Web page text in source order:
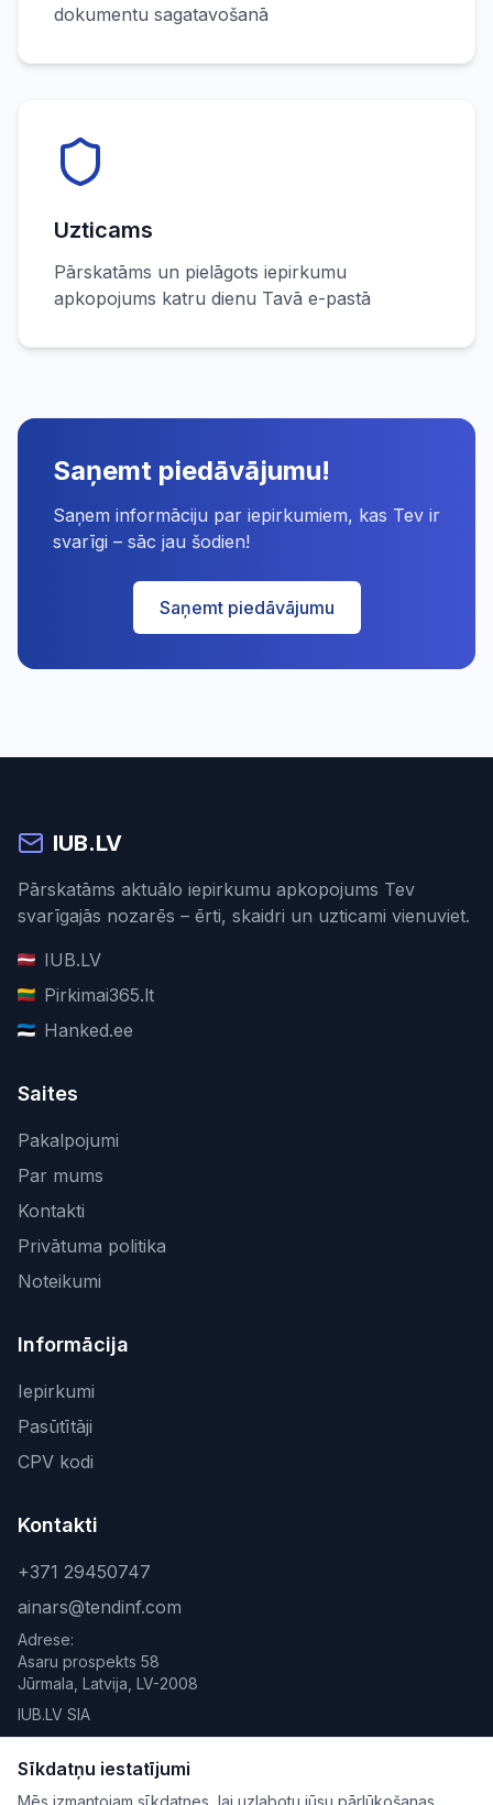
dokumentu sagatavošanā
Uzticams
Pārskatāms un pielāgots iepirkumu
apkopojums katru dienu Tavā e-pastā
Saņemt piedāvājumu!
Saņem informāciju par iepirkumiem, kas Tev ir
svarīgi – sāc jau šodien!
Saņemt piedāvājumu
IUB.LV
Pārskatāms aktuālo iepirkumu apkopojums Tev
svarīgajās nozarēs – ērti, skaidri un uzticami vienuviet.
IUB.LV
Pirkimai365.lt
Hanked.ee
Saites
Pakalpojumi
Par mums
Kontakti
Privātuma politika
Noteikumi
Informācija
Iepirkumi
Pasūtītāji
CPV kodi
Kontakti
+371 29450747
ainars@tendinf.com
Adrese:
Asaru prospekts 58
Jūrmala, Latvija, LV-2008
IUB.LV SIA
Sīkdatņu iestatījumi
Mēs izmantojam sīkdatnes, lai uzlabotu jūsu pārlūkošanas